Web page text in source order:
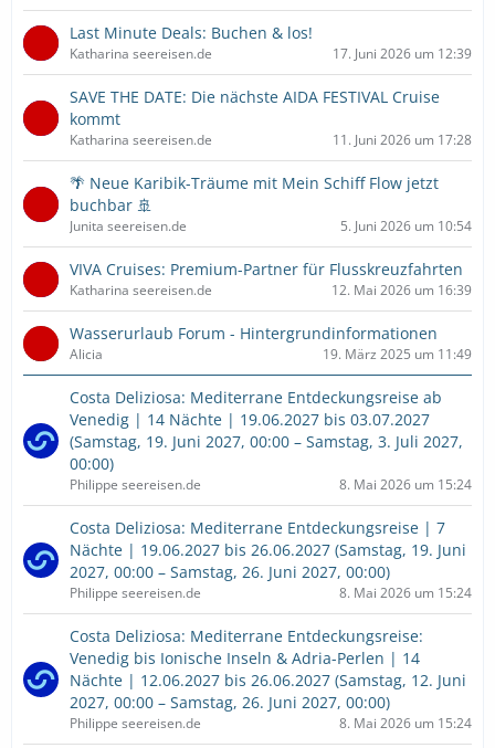
Last Minute Deals: Buchen & los!
Katharina seereisen.de 17. Juni 2026 um 12:39
SAVE THE DATE: Die nächste AIDA FESTIVAL Cruise
kommt
Katharina seereisen.de 11. Juni 2026 um 17:28
🌴 Neue Karibik-Träume mit Mein Schiff Flow jetzt
buchbar 🚢
Junita seereisen.de 5. Juni 2026 um 10:54
VIVA Cruises: Premium-Partner für Flusskreuzfahrten
Katharina seereisen.de 12. Mai 2026 um 16:39
Wasserurlaub Forum - Hintergrundinformationen
Alicia 19. März 2025 um 11:49
Costa Deliziosa: Mediterrane Entdeckungsreise ab
Venedig | 14 Nächte | 19.06.2027 bis 03.07.2027
(Samstag, 19. Juni 2027, 00:00 – Samstag, 3. Juli 2027,
00:00)
Philippe seereisen.de 8. Mai 2026 um 15:24
Costa Deliziosa: Mediterrane Entdeckungsreise | 7
Nächte | 19.06.2027 bis 26.06.2027 (Samstag, 19. Juni
2027, 00:00 – Samstag, 26. Juni 2027, 00:00)
Philippe seereisen.de 8. Mai 2026 um 15:24
Costa Deliziosa: Mediterrane Entdeckungsreise:
Venedig bis Ionische Inseln & Adria-Perlen | 14
Nächte | 12.06.2027 bis 26.06.2027 (Samstag, 12. Juni
2027, 00:00 – Samstag, 26. Juni 2027, 00:00)
Philippe seereisen.de 8. Mai 2026 um 15:24